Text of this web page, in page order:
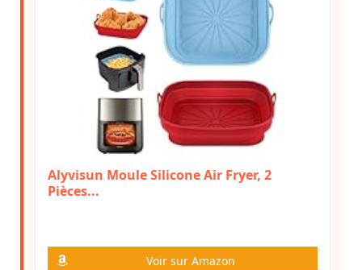
Alyvisun Moule Silicone Air Fryer, 2
Pièces...
Voir sur Amazon